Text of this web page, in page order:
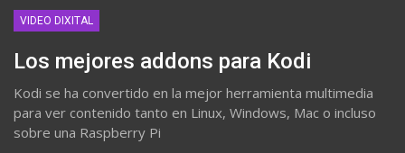
VIDEO DIXITAL
Los mejores addons para Kodi
Kodi se ha convertido en la mejor herramienta multimedia
para ver contenido tanto en Linux, Windows, Mac o incluso
sobre una Raspberry Pi